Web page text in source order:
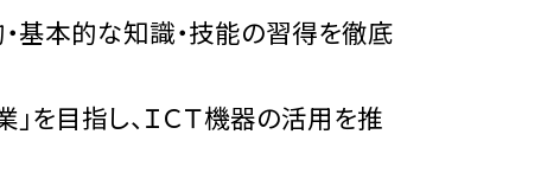
基本的な知識・技能の習得を徹底
を目指し、ＩＣＴ機器の活用を推